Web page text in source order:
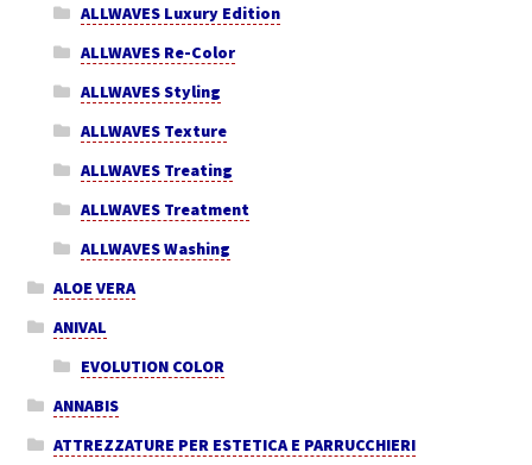
ALLWAVES Luxury Edition
ALLWAVES Re-Color
ALLWAVES Styling
ALLWAVES Texture
ALLWAVES Treating
ALLWAVES Treatment
ALLWAVES Washing
ALOE VERA
ANIVAL
EVOLUTION COLOR
ANNABIS
ATTREZZATURE PER ESTETICA E PARRUCCHIERI